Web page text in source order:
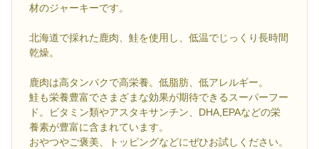
材のジャーキーです。
北海道で採れた鹿肉、鮭を使用し、低温でじっくり長時間
乾燥。
鹿肉は高タンパクで高栄養。低脂肪、低アレルギー。
鮭も栄養豊富でさまざまな効果が期待できるスーパーフー
ド。ビタミン類やアスタキサンチン、DHA,EPAなどの栄
養素が豊富に含まれています。
おやつやご褒美、トッピングなどにぜひお試しください。